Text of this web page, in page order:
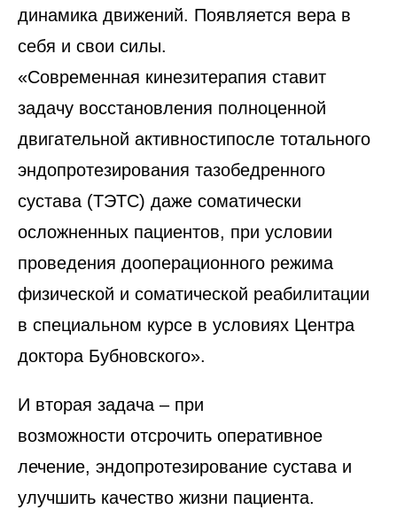
динамика движений. Появляется вера в
себя и свои силы.
«Современная кинезитерапия ставит
задачу восстановления полноценной
двигательной активностипосле тотального
эндопротезирования тазобедренного
сустава (ТЭТС) даже соматически
осложненных пациентов, при условии
проведения дооперационного режима
физической и соматической реабилитации
в специальном курсе в условиях Центра
доктора Бубновского».
И вторая задача – при
возможности отсрочить оперативное
лечение, эндопротезирование сустава и
улучшить качество жизни пациента.